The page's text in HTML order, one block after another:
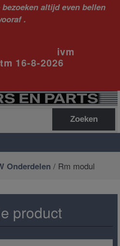
altijd even bellen
.
16-8-2026
Zoeken
Onderdelen / Rm modul
product